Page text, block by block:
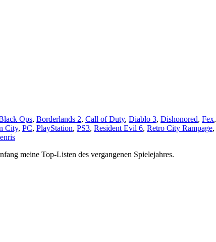
Ops, Borderlands 2, Call of Duty, Diablo 3, Dishonored, Fex,
City, PC, PlayStation, PS3, Resident Evil 6, Retro City Rampage,
meine Top-Listen des vergangenen Spielejahres.